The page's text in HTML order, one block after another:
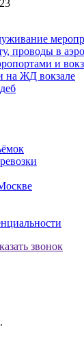
проводы в
и
на ЖД вокзале
звонок